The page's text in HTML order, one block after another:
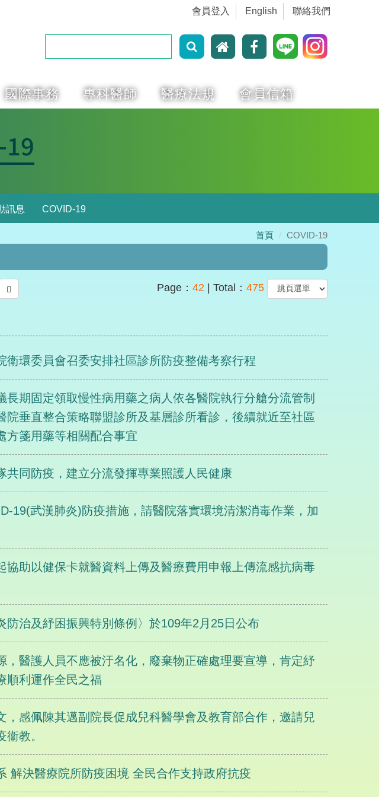
會員登入 English 聯絡我們
國際事務 專科醫師 醫療法規 會員信箱
19
訊息 COVID-19
首頁 COVID-19
Page： 42 | Total： 475
衛環委員會召委安排社區診所防疫整備考察行程
長期固定領取慢性病用藥之病人依各醫院執行分艙分流管制
院垂直整合策略聯盟診所及基層診所看診，後續就近至社區
方箋用藥等相關配合事宜
共同防疫，建立分流發揮專業照護人民健康
19(武漢肺炎)防疫措施，請醫院落實環境清潔消毒作業，加
協助以健保卡就醫資料上傳及醫療費用申報上傳流感抗病毒
防治及紓困振興特別條例〉於109年2月25日公布
，醫護人員不應被汙名化，廢棄物正確處理要宣導，肯定紓
順利運作全民之福
，感佩陳其邁副院長促成兒科醫學會及教育部合作，邀請兒
教。
解決醫療院所防疫困境 全民合作支持政府抗疫